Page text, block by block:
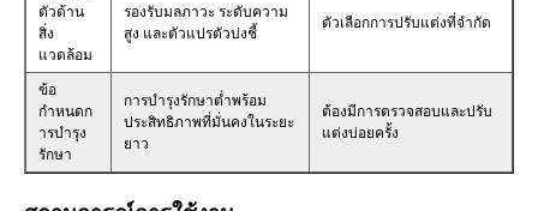
ตัวด้าน
สิ่ง
แวดล้อม
รองรับมลภาวะ ระดับความ
สูง และตัวแปรตัวบ่งชี้
ตัวเลือกการปรับแต่งที่จำกัด
ข้อ
กำหนดก
ารบำรุง
รักษา
การบำรุงรักษาต่ำพร้อม
ประสิทธิภาพที่มั่นคงในระยะ
ยาว
ต้องมีการตรวจสอบและปรับ
แต่งบ่อยครั้ง